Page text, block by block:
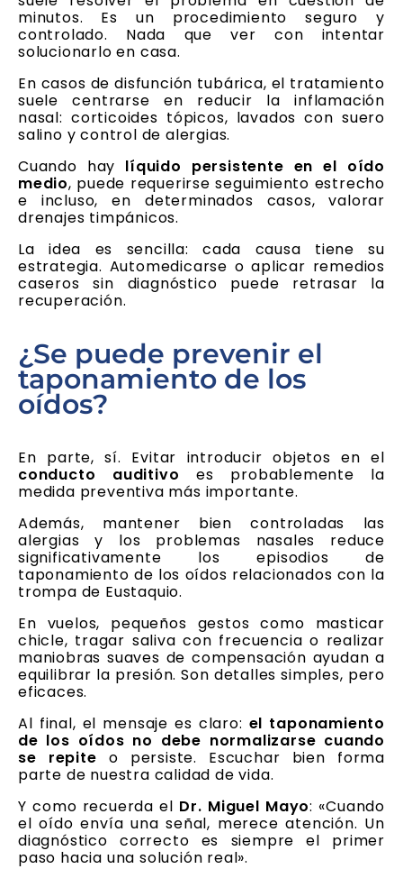
minutos. Es un procedimiento seguro y
controlado. Nada que ver con intentar
solucionarlo en casa.
En casos de disfunción tubárica, el tratamiento
suele centrarse en reducir la inflamación
nasal: corticoides tópicos, lavados con suero
salino y control de alergias.
Cuando hay líquido persistente en el oído
medio, puede requerirse seguimiento estrecho
e incluso, en determinados casos, valorar
drenajes timpánicos.
La idea es sencilla: cada causa tiene su
estrategia. Automedicarse o aplicar remedios
caseros sin diagnóstico puede retrasar la
recuperación.
¿Se puede prevenir el
taponamiento de los
oídos?
En parte, sí. Evitar introducir objetos en el
conducto auditivo es probablemente la
medida preventiva más importante.
Además, mantener bien controladas las
alergias y los problemas nasales reduce
significativamente los episodios de
taponamiento de los oídos relacionados con la
trompa de Eustaquio.
En vuelos, pequeños gestos como masticar
chicle, tragar saliva con frecuencia o realizar
maniobras suaves de compensación ayudan a
equilibrar la presión. Son detalles simples, pero
eficaces.
Al final, el mensaje es claro: el taponamiento
de los oídos no debe normalizarse cuando
se repite o persiste. Escuchar bien forma
parte de nuestra calidad de vida.
Y como recuerda el Dr. Miguel Mayo: «Cuando
el oído envía una señal, merece atención. Un
diagnóstico correcto es siempre el primer
paso hacia una solución real».